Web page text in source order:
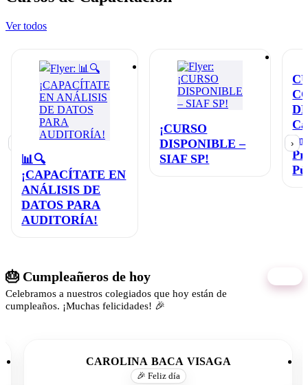
Ver todos
📊🔍
¡CAPACÍTATE EN
ANÁLISIS DE
DATOS PARA
AUDITORÍA!
¡CURSO
DISPONIBLE –
SIAF SP!
en
›
🎂 Cumpleañeros de hoy
Celebramos a nuestros colegiados que hoy están de
cumpleaños. ¡Muchas felicidades! 🎉
CAROLINA BACA VISAGA
🎉 Feliz día